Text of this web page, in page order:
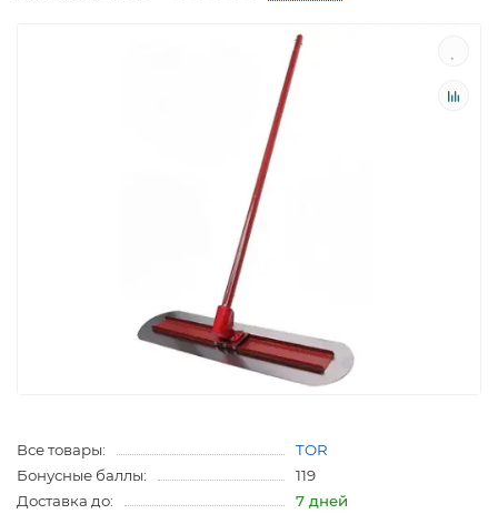
Все товары:
TOR
Бонусные баллы:
119
Доставка до:
7 дней